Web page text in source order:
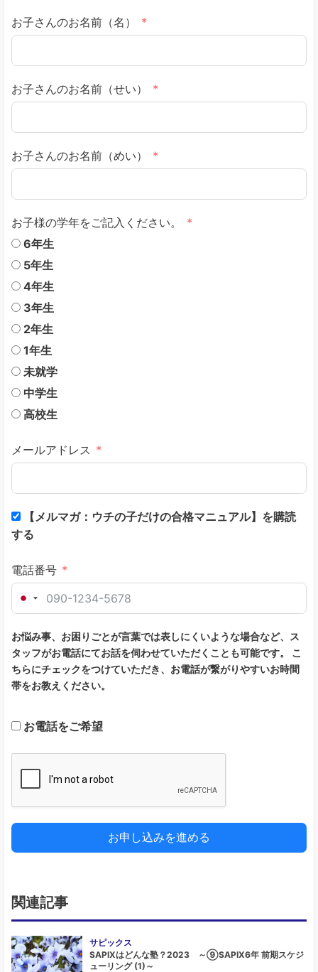
お子さんのお名前（名）
お子さんのお名前（せい）
お子さんのお名前（めい）
お子様の学年をご記入ください。
6年生
5年生
4年生
3年生
2年生
1年生
未就学
中学生
高校生
メールアドレス
【メルマガ：ウチの子だけの合格マニュアル】を購読
する
電話番号
J
p
a
n
+
1
お悩み事、お困りごとが言葉では表しにくいような場合など、ス
タッフがお電話にてお話を伺わせていただくことも可能です。 こ
ちらにチェックをつけていただき、お電話が繋がりやすいお時間
帯をお教えください。
お電話をご希望
お申し込みを進める
関連記事
サピックス
SAPIXはどんな塾？2023 ～⑨SAPIX6年 前期スケジ
ューリング (1)～